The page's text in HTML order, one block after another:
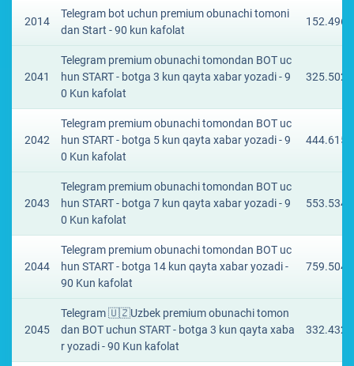
2014
Telegram bot uchun premium obunachi tomoni
dan Start - 90 kun kafolat
2041
Telegram premium obunachi tomondan BOT uc
hun START - botga 3 kun qayta xabar yozadi - 9
0 Kun kafolat
325.502
2042
Telegram premium obunachi tomondan BOT uc
hun START - botga 5 kun qayta xabar yozadi - 9
0 Kun kafolat
2043
Telegram premium obunachi tomondan BOT uc
hun START - botga 7 kun qayta xabar yozadi - 9
0 Kun kafolat
553.534
2044
Telegram premium obunachi tomondan BOT uc
hun START - botga 14 kun qayta xabar yozadi -
90 Kun kafolat
2045
Telegram 🇺🇿Uzbek premium obunachi tomon
dan BOT uchun START - botga 3 kun qayta xaba
r yozadi - 90 Kun kafolat